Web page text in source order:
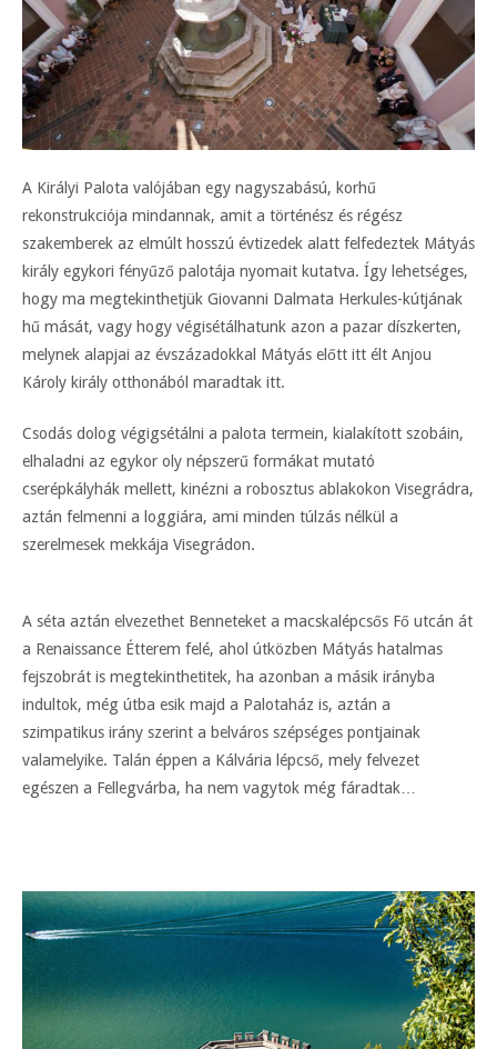
A Királyi Palota valójában egy nagyszabású, korhű
rekonstrukciója mindannak, amit a történész és régész
szakemberek az elmúlt hosszú évtizedek alatt felfedeztek Mátyás
király egykori fényűző palotája nyomait kutatva. Így lehetséges,
hogy ma megtekinthetjük Giovanni Dalmata Herkules-kútjának
hű mását, vagy hogy végisétálhatunk azon a pazar díszkerten,
melynek alapjai az évszázadokkal Mátyás előtt itt élt Anjou
Károly király otthonából maradtak itt.
Csodás dolog végigsétálni a palota termein, kialakított szobáin,
elhaladni az egykor oly népszerű formákat mutató
cserépkályhák mellett, kinézni a robosztus ablakokon Visegrádra,
aztán felmenni a loggiára, ami minden túlzás nélkül a
szerelmesek mekkája Visegrádon.
A séta aztán elvezethet Benneteket a macskalépcsős Fő utcán át
a Renaissance Étterem felé, ahol útközben Mátyás hatalmas
fejszobrát is megtekinthetitek, ha azonban a másik irányba
indultok, még útba esik majd a Palotaház is, aztán a
szimpatikus irány szerint a belváros szépséges pontjainak
valamelyike. Talán éppen a Kálvária lépcső, mely felvezet
egészen a Fellegvárba, ha nem vagytok még fáradtak…